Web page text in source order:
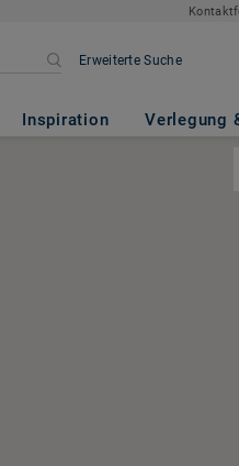
Erweiterte Suche
Inspiration Verlegung